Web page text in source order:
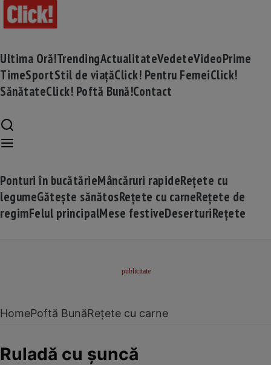
Ultima Oră!TrendingActualitateVedeteVideoPrime
TimeSportStil de viațăClick! Pentru FemeiClick!
SănătateClick! Poftă Bună!Contact
Ponturi în bucătărieMâncăruri rapideRețete cu
legumeGătește sănătosRețete cu carneRețete de
regimFelul principalMese festiveDeserturiRețete
HomePoftă BunăRețete cu carne
Ruladă cu şuncă